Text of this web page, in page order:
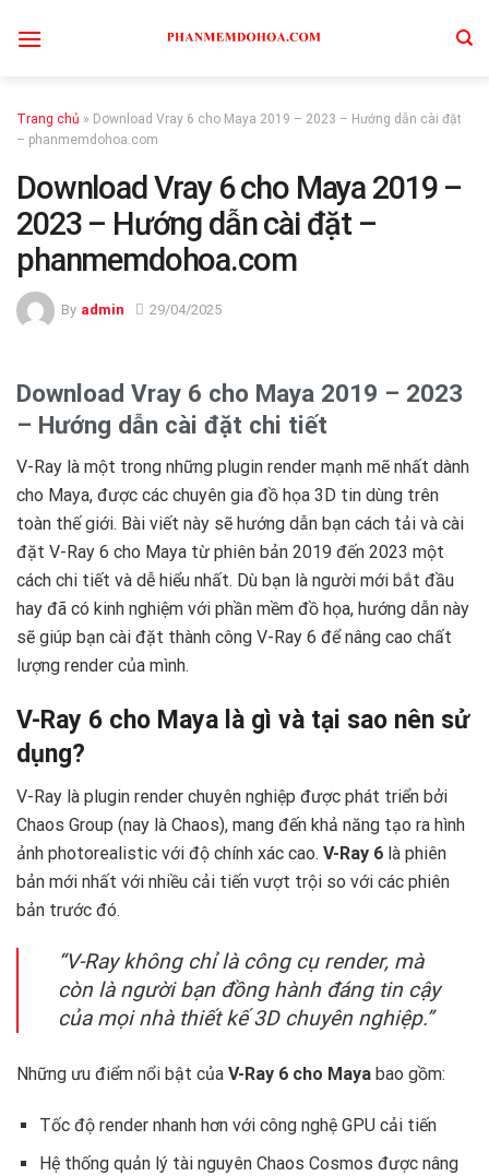
Trang chủ » Download Vray 6 cho Maya 2019 – 2023 – Hướng dẫn cài đặt
– phanmemdohoa.com
Download Vray 6 cho Maya 2019 –
2023 – Hướng dẫn cài đặt –
phanmemdohoa.com
By admin 29/04/2025
Download Vray 6 cho Maya 2019 – 2023
– Hướng dẫn cài đặt chi tiết
V-Ray là một trong những plugin render mạnh mẽ nhất dành
cho Maya, được các chuyên gia đồ họa 3D tin dùng trên
toàn thế giới. Bài viết này sẽ hướng dẫn bạn cách tải và cài
đặt V-Ray 6 cho Maya từ phiên bản 2019 đến 2023 một
cách chi tiết và dễ hiểu nhất. Dù bạn là người mới bắt đầu
hay đã có kinh nghiệm với phần mềm đồ họa, hướng dẫn này
sẽ giúp bạn cài đặt thành công V-Ray 6 để nâng cao chất
lượng render của mình.
V-Ray 6 cho Maya là gì và tại sao nên sử
dụng?
V-Ray là plugin render chuyên nghiệp được phát triển bởi
Chaos Group (nay là Chaos), mang đến khả năng tạo ra hình
ảnh photorealistic với độ chính xác cao. V-Ray 6 là phiên
bản mới nhất với nhiều cải tiến vượt trội so với các phiên
bản trước đó.
“V-Ray không chỉ là công cụ render, mà
còn là người bạn đồng hành đáng tin cậy
của mọi nhà thiết kế 3D chuyên nghiệp.”
Những ưu điểm nổi bật của V-Ray 6 cho Maya bao gồm:
Tốc độ render nhanh hơn với công nghệ GPU cải tiến
Hệ thống quản lý tài nguyên Chaos Cosmos được nâng